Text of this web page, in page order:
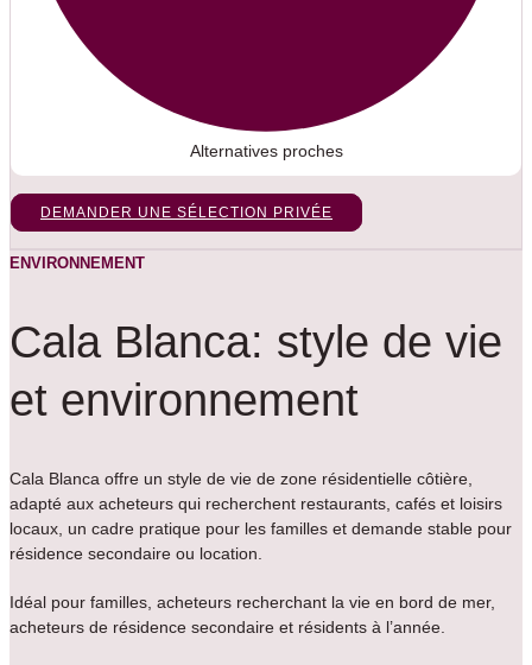
Alternatives proches
DEMANDER UNE SÉLECTION PRIVÉE
ENVIRONNEMENT
Cala Blanca: style de vie
et environnement
Cala Blanca offre un style de vie de zone résidentielle côtière,
adapté aux acheteurs qui recherchent restaurants, cafés et loisirs
locaux, un cadre pratique pour les familles et demande stable pour
résidence secondaire ou location.
Idéal pour familles, acheteurs recherchant la vie en bord de mer,
acheteurs de résidence secondaire et résidents à l’année.